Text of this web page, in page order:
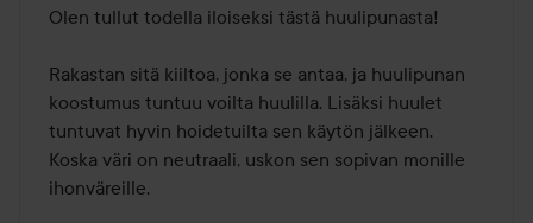
/
Olen tullut todella iloiseksi tästä huulipunasta!
Rakastan sitä kiiltoa, jonka se antaa, ja huulipunan
koostumus tuntuu voilta huulilla. Lisäksi huulet
tuntuvat hyvin hoidetuilta sen käytön jälkeen.
Koska väri on neutraali, uskon sen sopivan monille
ihonväreille.